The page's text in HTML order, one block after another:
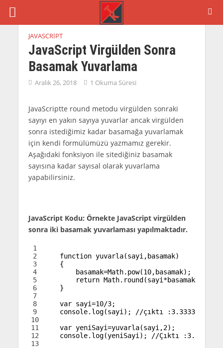
JAVASCRIPT
JavaScript Virgülden Sonra
Basamak Yuvarlama
Aralık 26, 2018 1 Okuma Süresi
JavaScriptte round metodu virgülden sonraki
sayıyı en yakın sayıya yuvarlar ancak virgülden
sonra istediğimiz kadar basamağa yuvarlamak
için kendi formülümüzü yazmamız gerekir.
Aşağıdaki fonksiyon ile sitediğiniz basamak
sayısına kadar sayısal olarak yuvarlama
yapabilirsiniz.
JavaScript Kodu: Örnekte JavaScript virgülden
sonra iki basamak yuvarlaması yapılmaktadır.
1
2
3
4
5
6
7
8
9
10
11
12
13
function yuvarla(sayi , basamak)
{
basamak=Math. pow(10, basamak) ;
return Math. round (sayi *basamak)
}
var sayi=10/3;
console. log(sayi ) ;
//çıktı :3.333333;
var yeniSayi=yuvarla(sayi ,2) ;
console. log(yeniSayi ) ; //Çıktı :3.33